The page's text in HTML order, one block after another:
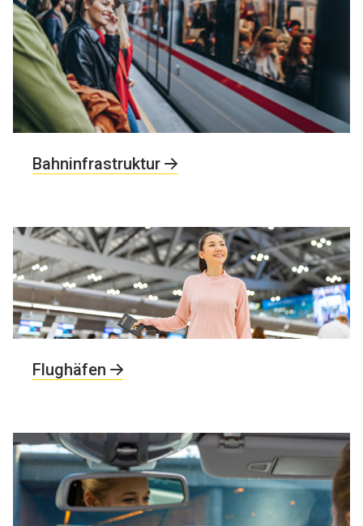
Bahninfrastruktur
Flughäfen